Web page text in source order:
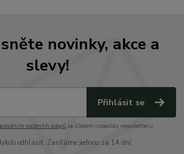
novinky, akce a
slevy!
Přihlásit se
osobních údajůza účelem rozesílky newsletteru.
odhlásit. Zasíláme jednou za 14 dní.